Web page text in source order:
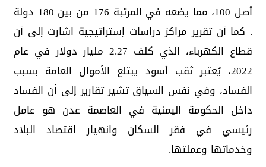
أصل 100، مما يضعه في المرتبة 176 من بين 180 دولة
. كما أن تقرير مراكز دراسات إستراتيجية اشارت إلى أن
قطاع الكهرباء، الذي كلف 2.27 مليار دولار في عام
2022، يُعتبر ثقب أسود يبتلع الأموال العامة بسبب
الفساد، وفي نفس السياق تشير تقارير إلى أن الفساد
داخل الحكومة اليمنية في العاصمة عدن هو عامل
رئيسي في فقر السكان وانهيار اقتصاد البلاد
وخدماتها وعملتها.